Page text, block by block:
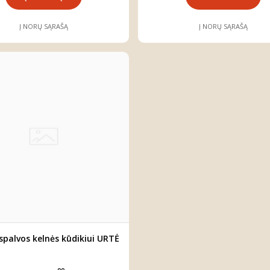
Į NORŲ SĄRAŠĄ Į NORŲ SĄRAŠĄ
kelnės kūdikiui URTĖ